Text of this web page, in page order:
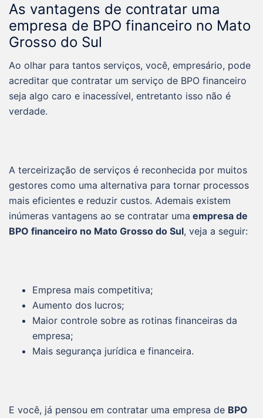
As vantagens de contratar uma
empresa de BPO financeiro no Mato
Grosso do Sul
Ao olhar para tantos serviços, você, empresário, pode
acreditar que contratar um serviço de BPO financeiro
seja algo caro e inacessível, entretanto isso não é
verdade.
A terceirização de serviços é reconhecida por muitos
gestores como uma alternativa para tornar processos
mais eficientes e reduzir custos. Ademais existem
inúmeras vantagens ao se contratar uma empresa de
BPO financeiro no Mato Grosso do Sul, veja a seguir:
Empresa mais competitiva;
Aumento dos lucros;
Maior controle sobre as rotinas financeiras da
empresa;
Mais segurança jurídica e financeira.
E você, já pensou em contratar uma empresa de BPO